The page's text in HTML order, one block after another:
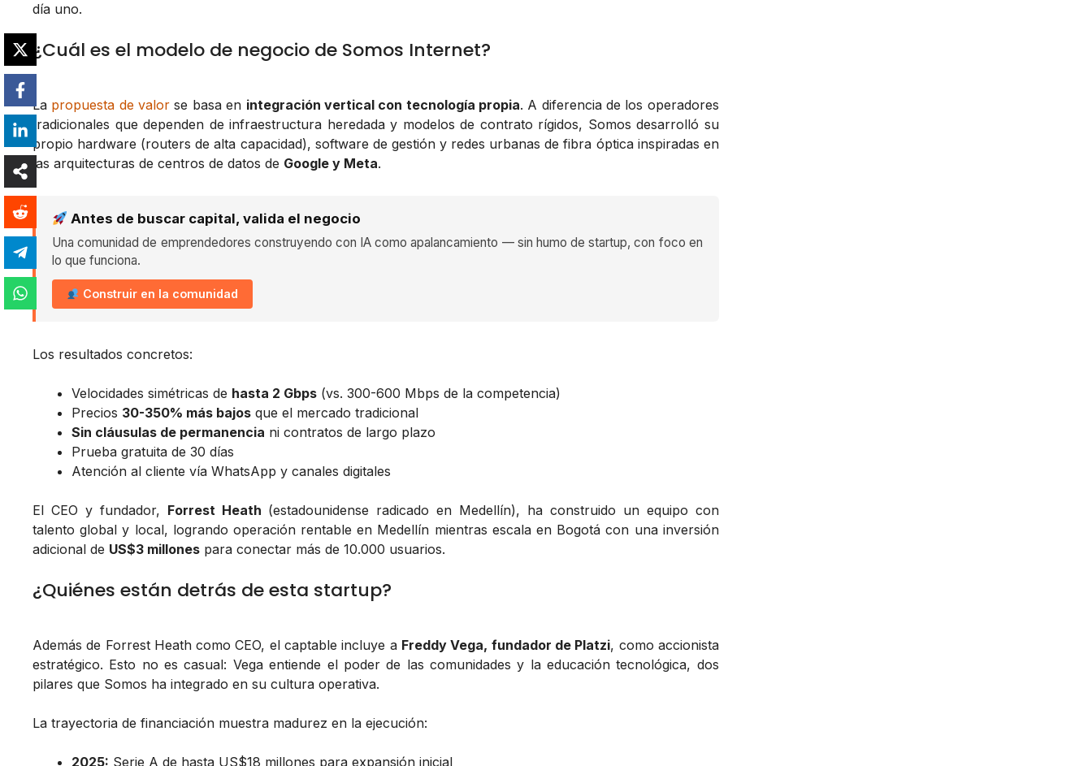
día uno.
¿Cuál es el modelo de negocio de Somos Internet?
La propuesta de valor se basa en integración vertical con tecnología propia. A diferencia de los operadores
tradicionales que dependen de infraestructura heredada y modelos de contrato rígidos, Somos desarrolló su
propio hardware (routers de alta capacidad), software de gestión y redes urbanas de fibra óptica inspiradas en
las arquitecturas de centros de datos de Google y Meta.
Antes de buscar capital, valida el negocio
Una comunidad de emprendedores construyendo con IA como apalancamiento — sin humo de startup, con foco en
lo que funciona.
Construir en la comunidad
Los resultados concretos:
Velocidades simétricas de hasta 2 Gbps (vs. 300-600 Mbps de la competencia)
Precios 30-350% más bajos que el mercado tradicional
Sin cláusulas de permanencia ni contratos de largo plazo
Prueba gratuita de 30 días
Atención al cliente vía WhatsApp y canales digitales
El CEO y fundador, Forrest Heath (estadounidense radicado en Medellín), ha construido un equipo con
talento global y local, logrando operación rentable en Medellín mientras escala en Bogotá con una inversión
adicional de US$3 millones para conectar más de 10.000 usuarios.
¿Quiénes están detrás de esta startup?
Además de Forrest Heath como CEO, el captable incluye a Freddy Vega, fundador de Platzi, como accionista
estratégico. Esto no es casual: Vega entiende el poder de las comunidades y la educación tecnológica, dos
pilares que Somos ha integrado en su cultura operativa.
La trayectoria de financiación muestra madurez en la ejecución:
2025: Serie A de hasta US$18 millones para expansión inicial